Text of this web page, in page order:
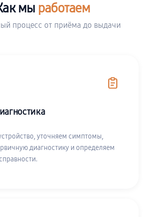
мы работаем
процесс от приёма до выдачи
уточняем симптомы,
диагностику и определяем